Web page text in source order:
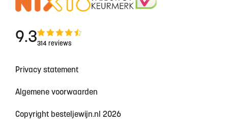
9.3314 reviews
Privacy statement
Algemene voorwaarden
Copyright besteljewijn.nl 2026